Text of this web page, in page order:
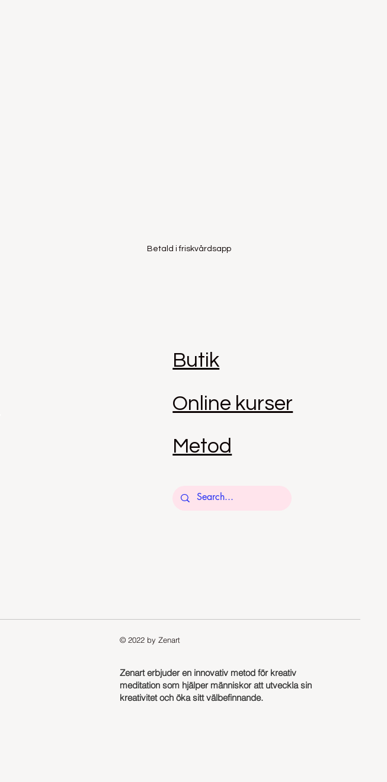
Betald i friskvårdsapp
Butik
Online kurser
Metod
© 2022 by Zenart
Zenart erbjuder en innovativ metod för kreativ
meditation som hjälper människor att utveckla sin
kreativitet och öka sitt välbefinnande.